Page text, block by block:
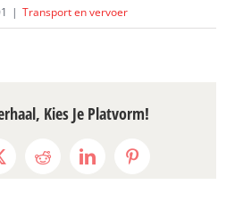
| Transport en vervoer
Kies Je Platvorm!
RedditLinkedInPinterest